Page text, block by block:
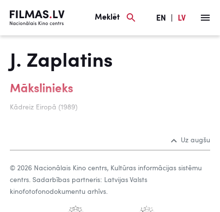
Meklēt EN LV
J. Zaplatins
Mākslinieks
Kādreiz Eiropā (1989)
Uz augšu
© 2026 Nacionālais Kino centrs, Kultūras informācijas sistēmu
centrs. Sadarbības partneris: Latvijas Valsts
kinofotofonodokumentu arhīvs.